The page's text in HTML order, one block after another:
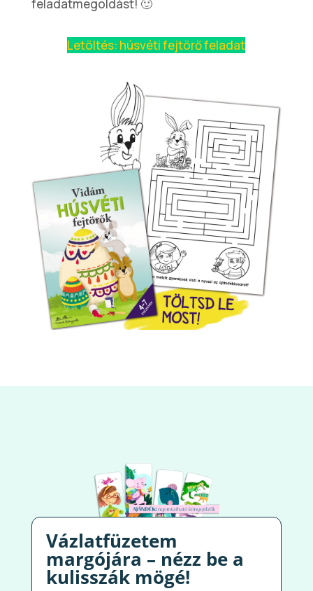
feladatmegoldást! 🙂
Letöltés: húsvéti fejtörő feladat
Vázlatfüzetem
margójára – nézz be a
kulisszák mögé!